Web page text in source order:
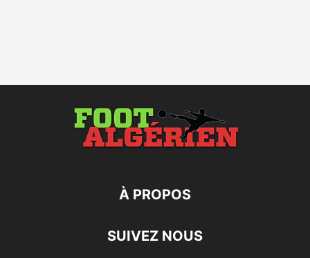
À PROPOS
SUIVEZ NOUS